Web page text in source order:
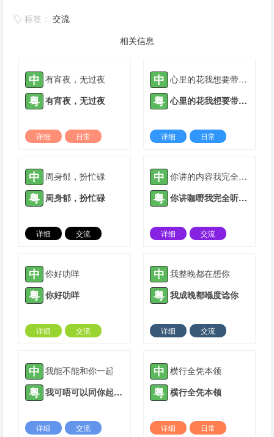
标签： 交流
相关信息
中 有宵夜，无过夜
粤 有宵夜，无过夜
详细
日常
中 心里的花我想要带你回家
粤 心里的花我想要带你回家
详细
日常
中 周身郁，扮忙碌
粤 周身郁，扮忙碌
详细
交流
中 你讲的内容我完全听不懂
粤 你讲咖嘢我完全听唔明
详细
交流
中 你好叻咩
粤 你好叻咩
详细
交流
中 我整晚都在想你
粤 我成晚都喺度谂你
详细
交流
中 我能不能和你一起
粤 我可唔可以同你起埋一齐
详细
交流
中 横行全凭本领
粤 横行全凭本领
详细
日常